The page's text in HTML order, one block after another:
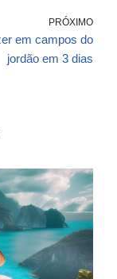
PRÓXIMO
em campos do
jordão em 3 dias